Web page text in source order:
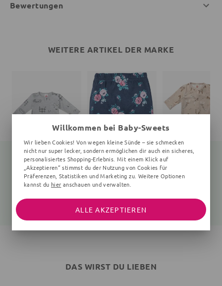
Bewertungen
WEITERE ARTIKEL DER MARKE
Body Hund
0-24 Monate, grau
14,80 €
Leggings
Floral, navy, rosa
22,99 €
DAS WIRST DU LIEBEN
Willkommen bei Baby-Sweets
Wir lieben Cookies! Von wegen kleine Sünde – sie schmecken
nicht nur super lecker, sondern ermöglichen dir auch ein sicheres,
personalisiertes Shopping-Erlebnis. Mit einem Klick auf
„Akzeptieren“ stimmst du der Nutzung von Cookies für
Präferenzen, Statistiken und Marketing zu. Weitere Optionen
kannst du hier anschauen und verwalten.
ALLE AKZEPTIEREN